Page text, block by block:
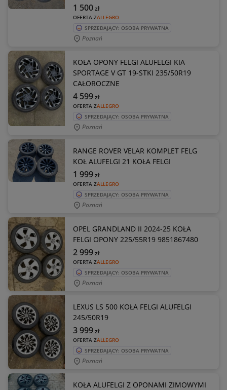
OFERTA ZALLEGRO
1 500zł
SPRZEDAJĄCY: OSOBA PRYWATNA
Poznań
KOŁA OPONY FELGI ALUFELGI KIA
SPORTAGE V GT 19-STKI 235/50R19
CAŁOROCZNE
OFERTA ZALLEGRO
4 599zł
SPRZEDAJĄCY: OSOBA PRYWATNA
Poznań
RANGE ROVER VELAR KOMPLET FELG
KOŁ ALUFELGI 21 KOŁA FELGI
OFERTA ZALLEGRO
1 999zł
SPRZEDAJĄCY: OSOBA PRYWATNA
Poznań
OPEL GRANDLAND II 2024-25 KOŁA
FELGI OPONY 225/55R19 9851867480
OFERTA ZALLEGRO
2 999zł
SPRZEDAJĄCY: OSOBA PRYWATNA
Poznań
LEXUS LS 500 KOŁA FELGI ALUFELGI
245/50R19
OFERTA ZALLEGRO
3 999zł
SPRZEDAJĄCY: OSOBA PRYWATNA
Poznań
KOŁA ALUFELGI Z OPONAMI ZIMOWYMI